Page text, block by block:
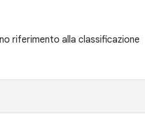
riferimento alla classificazione